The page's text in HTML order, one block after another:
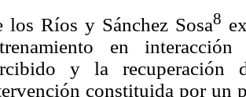
los Ríos y Sánchez Sosa8
en
y la recuperación
constituida por un